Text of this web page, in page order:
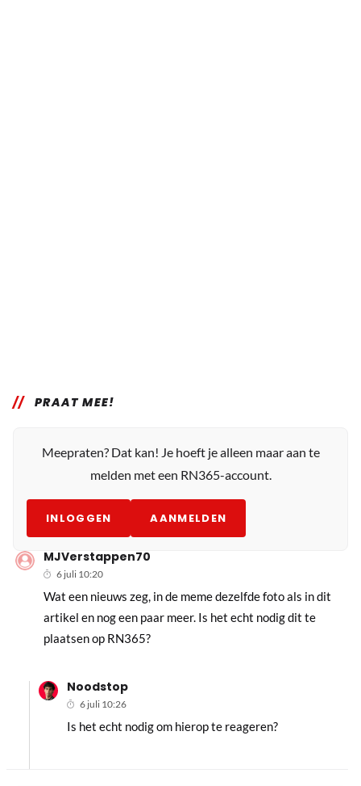
PRAAT MEE!
Meepraten? Dat kan! Je hoeft je alleen maar aan te
melden met een RN365-account.
INLOGGEN AANMELDEN
MJVerstappen70
6 juli 10:20
Wat een nieuws zeg, in de meme dezelfde foto als in dit
artikel en nog een paar meer. Is het echt nodig dit te
plaatsen op RN365?
Noodstop
6 juli 10:26
Is het echt nodig om hierop te reageren?